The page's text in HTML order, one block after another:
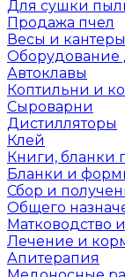
Для сушки
Продажа пчел
Весы и кантеры
Оборудование
Автоклавы
Коптильни и
Сыроварни
Дистилляторы
Клей
Книги, бланки
Бланки и
Сбор и
Общего
Матководство
Лечение и
Апитерапия